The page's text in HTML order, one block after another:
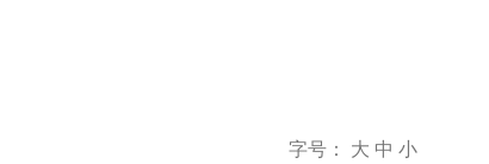
字号： 大 中 小